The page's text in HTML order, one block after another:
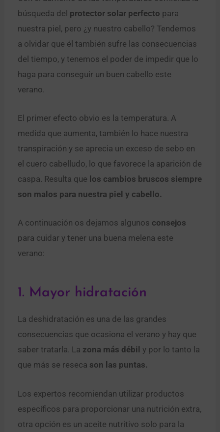
búsqueda del protector solar perfecto para
nuestra piel, pero ¿y nuestro cabello? Tendemos
a olvidar que él también sufre las consecuencias
del tiempo, y tenemos el poder de impedir que lo
haga para conseguir un buen cabello este
verano.
El primer efecto obvio es la temperatura. A
medida que aumenta, también lo hace nuestra
transpiración y se aprecia un exceso de sebo en
el cuero cabelludo, lo que favorece la aparición de
caspa. Resulta que los cambios bruscos siempre
son malos para nuestra piel y cabello.
A continuación os dejamos algunos consejos
para cuidar y tener una buena melena este
verano:
1. Mayor hidratación
La deshidratación es una de las grandes
consecuencias que ocasiona el verano y hay que
saber tratarla. La zona más débil y por lo tanto la
que más se reseca son las puntas.
Los expertos recomiendan utilizar productos
específicos para proporcionar una nutrición extra,
otra opción es un aceite nutritivo solo para la